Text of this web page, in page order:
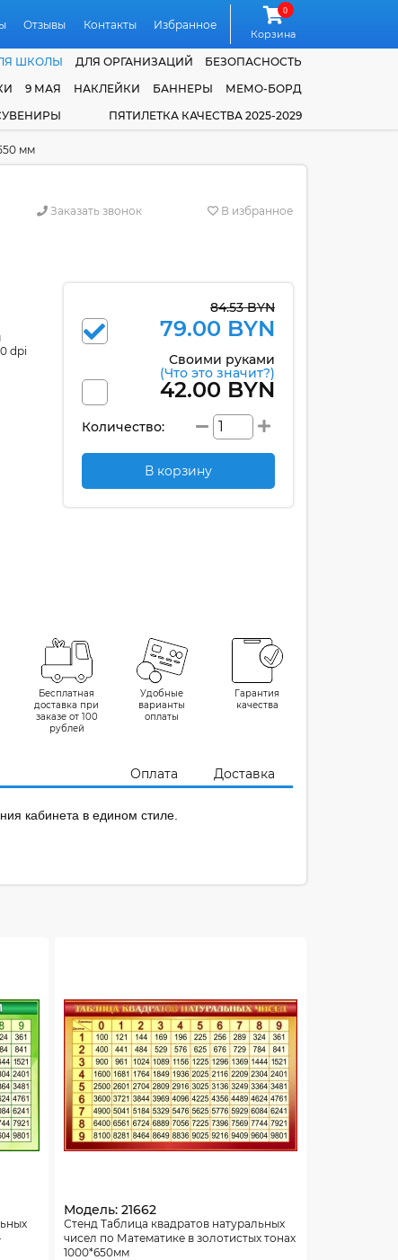
Отзывы Контакты Избранное
0
Корзина
ШКОЛЫ ДЛЯ ОРГАНИЗАЦИЙ
БЕЗОПАСНОСТЬ
9 МАЯ НАКЛЕЙКИ БАННЕРЫ
МЕМО-БОРД
ПЯТИЛЕТКА КАЧЕСТВА 2025-2029
мм
Заказать звонок В избранное
dpi
84.53 BYN
79.00 BYN
Своими руками
(Что это значит?)
42.00 BYN
Количество:
В корзину
Бесплатная
доставка при
заказе от 100
рублей
Удобные
варианты
оплаты
Гарантия
качества
Оплата Доставка
кабинета в едином стиле.
Модель: 21662
Стенд Таблица квадратов натуральных
чисел по Математике в золотистых тонах
1000*650мм